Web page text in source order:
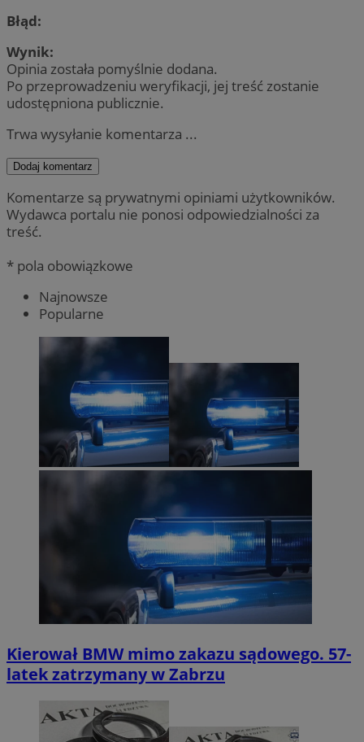
Błąd:
Wynik:
Opinia została pomyślnie dodana.
Po przeprowadzeniu weryfikacji, jej treść zostanie
udostępniona publicznie.
Trwa wysyłanie komentarza ...
Dodaj komentarz
Komentarze są prywatnymi opiniami użytkowników.
Wydawca portalu nie ponosi odpowiedzialności za
treść.
* pola obowiązkowe
Najnowsze
Popularne
Kierował BMW mimo zakazu sądowego. 57-
latek zatrzymany w Zabrzu